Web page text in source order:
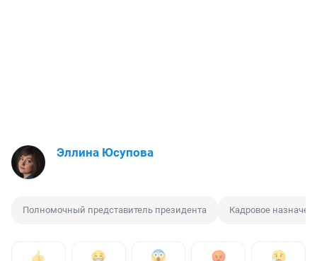
Эллина Юсупова
Полномочный представитель президента Кадровое